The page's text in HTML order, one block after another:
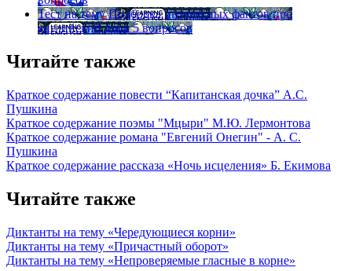
Тест на тему Подборка интересных фактов про
английский язык 5 вопросов
Читайте также
Краткое содержание повести “Капитанская дочка” А.С.
Пушкина
Краткое содержание поэмы "Мцыри" М.Ю. Лермонтова
Краткое содержание романа "Евгений Онегин" - А. С.
Пушкина
Краткое содержание рассказа «Ночь исцеления» Б. Екимова
Читайте также
Диктанты на тему «Чередующиеся корни»
Диктанты на тему «Причастный оборот»
Диктанты на тему «Непроверяемые гласные в корне»